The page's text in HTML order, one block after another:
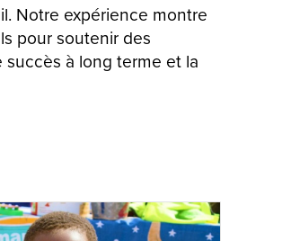
Notre expérience montre
pour soutenir des
à long terme et la